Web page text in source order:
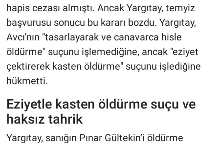
hapis cezası almıştı. Ancak Yargıtay, temyiz
başvurusu sonucu bu kararı bozdu. Yargıtay,
Avcı'nın "tasarlayarak ve canavarca hisle
öldürme" suçunu işlemediğine, ancak "eziyet
çektirerek kasten öldürme" suçunu işlediğine
hükmetti.
Eziyetle kasten öldürme suçu ve
haksız tahrik
Yargıtay, sanığın Pınar Gültekin’i öldürme